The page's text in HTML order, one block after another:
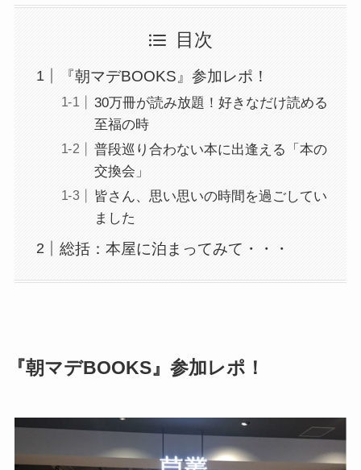
目次
『朝マデBOOKS』参加レポ！
30万冊が読み放題！好きなだけ読める
至福の時
普段巡り合わない本に出逢える「本の
交換会」
皆さん、思い思いの時間を過ごしてい
ました
総括：本屋に泊まってみて・・・
『朝マデBOOKS』参加レポ！